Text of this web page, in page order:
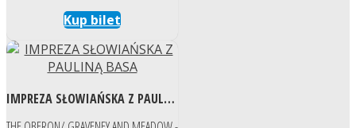
Kup bilet
IMPREZA SŁOWIAŃSKA Z PAULINĄ BASA